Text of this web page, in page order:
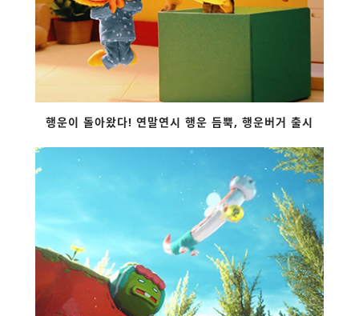
행운이 돌아왔다! 연말연시 행운 듬뿍, 행운버거 출시